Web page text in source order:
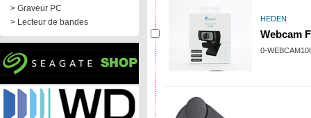
> Graveur PC
> Lecteur de bandes
HEDEN
Webcam
0-